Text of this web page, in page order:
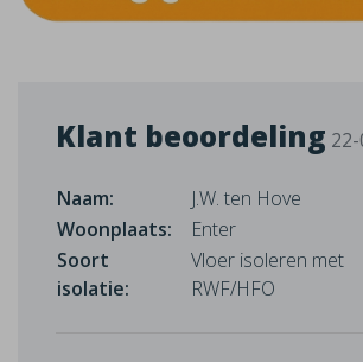
Klant beoordeling
Naam:
J.W. ten Hove
Woonplaats:
Enter
Soort
isolatie:
Vloer isoleren met
RWF/HFO